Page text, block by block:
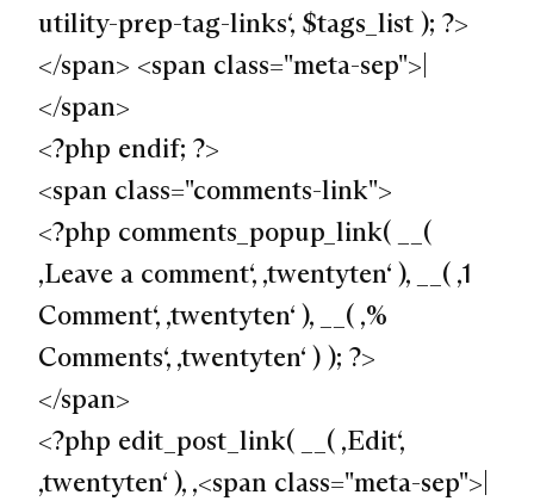
utility-prep-tag-links‘, $tags_list ); ?>
</span> <span class="meta-sep">|
</span>
<?php endif; ?>
<span class="comments-link">
<?php comments_popup_link( __(
‚Leave a comment‘, ‚twentyten‘ ), __( ‚1
Comment‘, ‚twentyten‘ ), __( ‚%
Comments‘, ‚twentyten‘ ) ); ?>
</span>
<?php edit_post_link( __( ‚Edit‘,
‚twentyten‘ ), ‚<span class="meta-sep">|